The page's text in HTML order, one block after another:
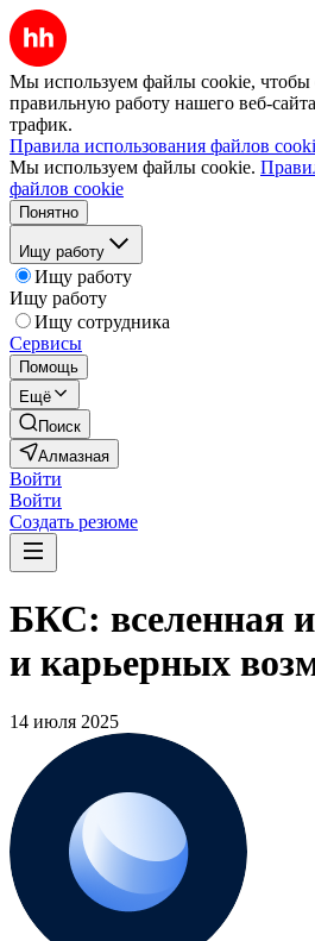
Мы используем файлы cookie, чтобы
правильную работу нашего веб-
трафик.
Правила использования файлов
Мы используем файлы cookie.
файлов cookie
Понятно
Ищу работу
Ищу работу
Ищу работу
Ищу сотрудника
Сервисы
Помощь
Ещё
Поиск
Алмазная
Войти
Войти
Создать резюме
БКС: вселенная
и карьерных
14 июля 2025